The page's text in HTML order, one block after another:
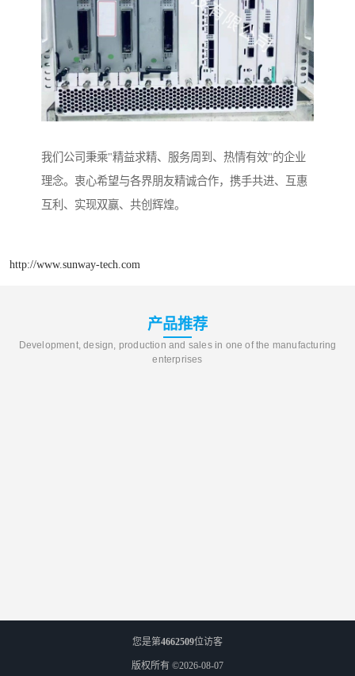
我们公司秉乘"精益求精、服务周到、热情有效"的企业
理念。衷心希望与各界朋友精诚合作，携手共进、互惠
互利、实现双赢、共创辉煌。
http://www.sunway-tech.com
产品推荐
Development, design, production and sales in one of the manufacturing
enterprises
您是第4662509位访客
版权所有 ©2026-08-07